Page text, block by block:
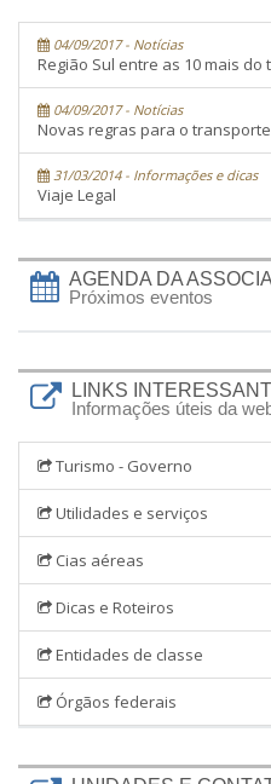
04/09/2017 - Notícias
Região Sul entre as 10 mais
04/09/2017 - Notícias
Novas regras para o
31/03/2014 - Informações e dicas
Viaje Legal
AGENDA DA
Próximos eventos
LINKS
Informações úteis da
Turismo - Governo
Utilidades e serviços
Cias aéreas
Dicas e Roteiros
Entidades de classe
Órgãos federais